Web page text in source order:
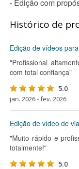
- Edição com
Histórico de
Edição de vídeos
"Profissional
com total confiança"
5.0
jan. 2026 - fev. 2026
Edição de vídeo de
"Muito rápido e
totalmente!"
5.0